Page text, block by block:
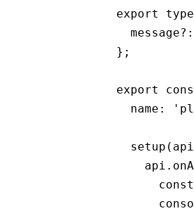
export type
  message
?:
};
export
  name
:
  setup
    api
      const